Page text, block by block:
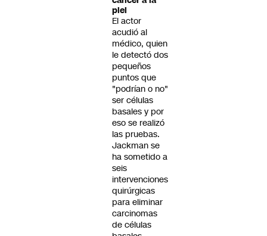
piel
El actor
acudió al
médico, quien
le detectó dos
pequeños
puntos que
"podrían o no"
ser células
basales y por
eso se realizó
las pruebas.
Jackman se
ha sometido a
seis
intervenciones
quirúrgicas
para eliminar
carcinomas
de células